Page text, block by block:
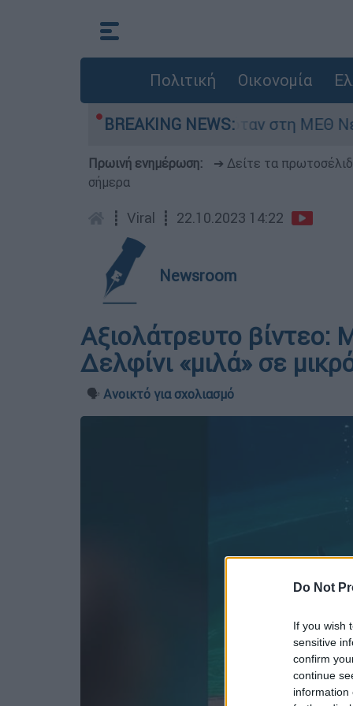
Do Not
If you wish
sensitive
confirm
continue
information
Πολιτική Οικονομία
BREAKING NEWS:
8 ημερών - Νοσηλευόταν στη ΜΕΘ Νεογνών
Πρωινή ενημέρωση: ➔ Δείτε τα
σήμερα
┋ Viral ┋ 22.10.2023 14:22
Newsroom
Αξιολάτρευτο βίντεο:
Δελφίνι «μιλά» σε
🗣️ Ανοικτό για σχολιασμό